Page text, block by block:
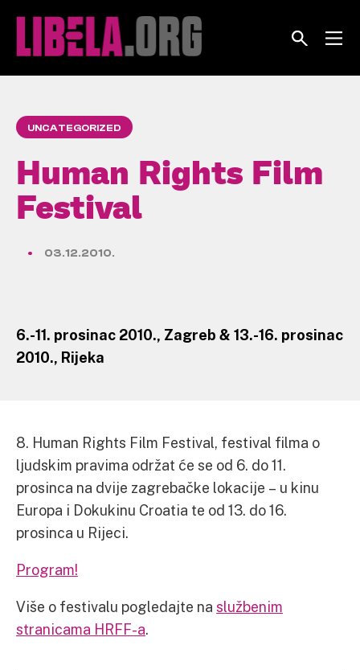
UNCATEGORIZED
Human Rights Film
Festival
03.12.2010.
6.-11. prosinac 2010., Zagreb & 13.-16. prosinac
2010., Rijeka
8. Human Rights Film Festival, festival filma o
ljudskim pravima održat će se od 6. do 11.
prosinca na dvije zagrebačke lokacije – u kinu
Europa i Dokukinu Croatia te od 13. do 16.
prosinca u Rijeci.
Program!
Više o festivalu pogledajte na službenim
stranicama HRFF-a.